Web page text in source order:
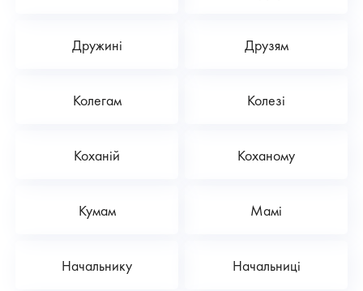
Дружині Друзям
Колегам Колезі
Коханій Коханому
Кумам Мамі
Начальнику Начальниці